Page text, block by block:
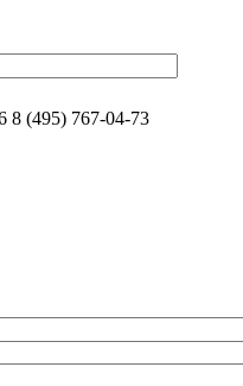
8 (495) 767-04-73